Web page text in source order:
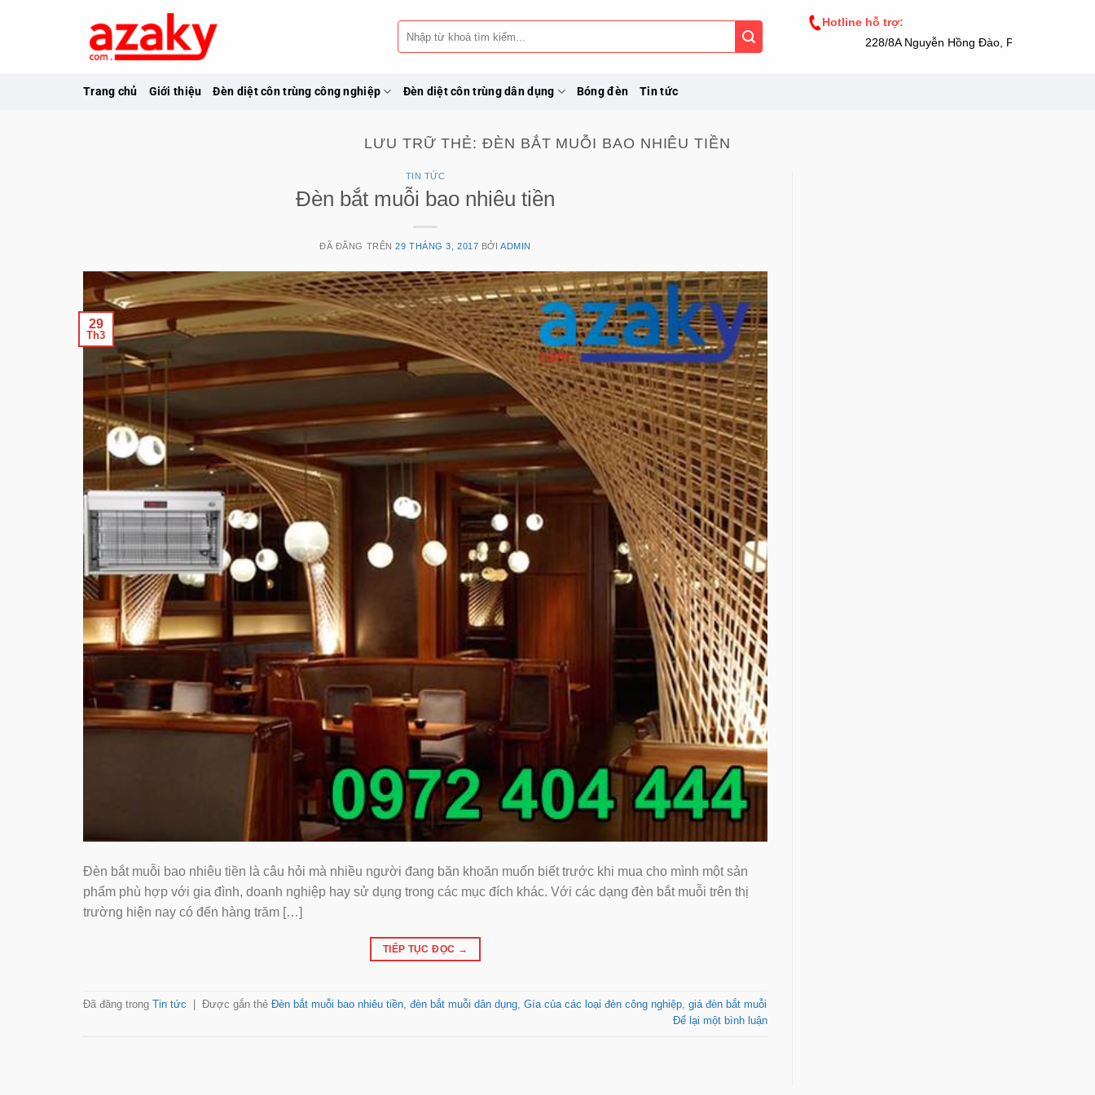
Tìm
kiếm:
Hotline hỗ trợ:
228/8A Nguyễn Hồng Đào, Phường 14, Tân
Trang chủ Giới thiệu Đèn diệt côn trùng công nghiệp Đèn diệt côn trùng dân dụng Bóng đèn Tin tức
LƯU TRỮ THẺ:ĐÈN BẮT MUỖI BAO NHIÊU TIỀN
TIN TỨC
Đèn bắt muỗi bao nhiêu tiền
ĐÃ ĐĂNG TRÊN29 THÁNG 3, 2017 BỞIADMIN
29
Th3
Đèn bắt muỗi bao nhiêu tiền là câu hỏi mà nhiều người đang băn khoăn muốn biết trước khi mua cho mình một sản
phẩm phù hợp với gia đình, doanh nghiệp hay sử dụng trong các mục đích khác. Với các dạng đèn bắt muỗi trên thị
trường hiện nay có đến hàng trăm […]
TIẾP TỤC ĐỌC →
Đã đăng trong Tin tức Được gắn thẻ Đèn bắt muỗi bao nhiêu tiền, đèn bắt muỗi dân dụng, Gía của các loại đèn công nghiệp, giá đèn bắt muỗi
Để lại một bình luận